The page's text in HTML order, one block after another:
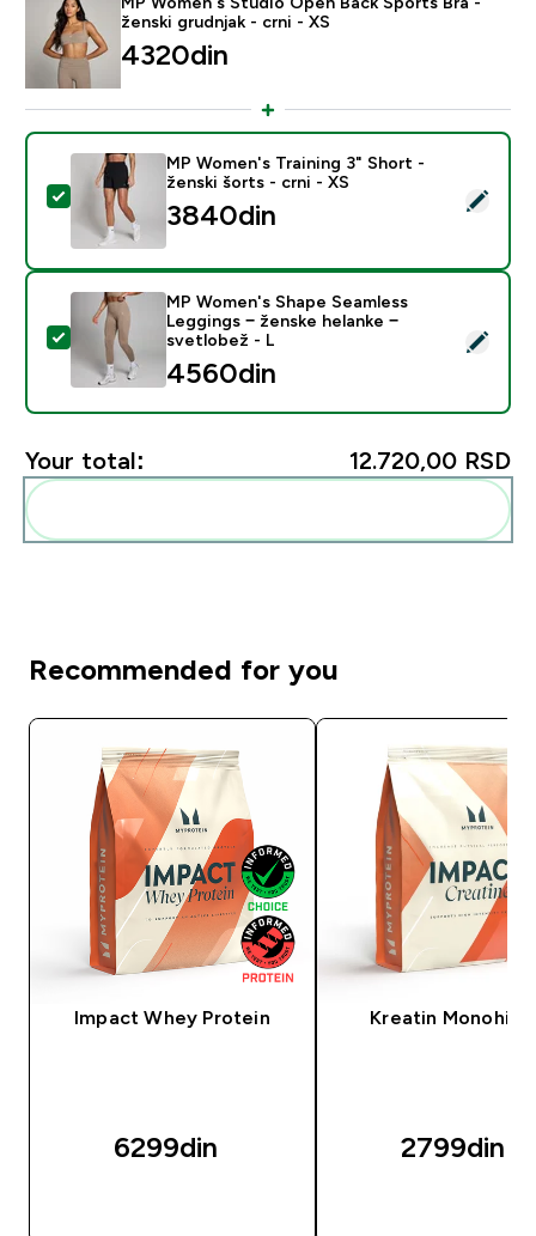
ženski grudnjak - crni - XS
4320din‎
Select this product - MP Women's Training 3" Short -
MP Women's Training 3" Short -
ženski šorts - crni - XS
3840din‎
Select this product - MP Women's Shape Seamless
MP Women's Shape Seamless
Leggings − ženske helanke −
svetlobež - L
4560din‎
Your total: 12.720,00 RSD‎
Recommended for you
Impact Whey Protein
6299din‎
Kreatin
2799din‎